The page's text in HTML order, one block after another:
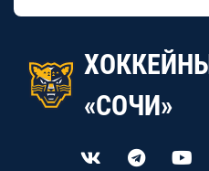
«СОЧИ»